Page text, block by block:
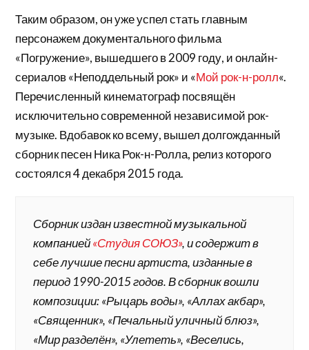
Таким образом, он уже успел стать главным
персонажем документального фильма
«Погружение», вышедшего в 2009 году, и онлайн-
сериалов «Неподдельный рок» и «Мой рок-н-ролл«.
Перечисленный кинематограф посвящён
исключительно современной независимой рок-
музыке. Вдобавок ко всему, вышел долгожданный
сборник песен Ника Рок-н-Ролла, релиз которого
состоялся 4 декабря 2015 года.
Сборник издан известной музыкальной
компанией«Студия СОЮЗ», и содержит в
себе лучшие песни артиста, изданные в
период 1990-2015 годов. В сборник вошли
композиции: «Рыцарь воды», «Аллах акбар»,
«Священник», «Печальный уличный блюз»,
«Мир разделён», «Улететь», «Веселись,